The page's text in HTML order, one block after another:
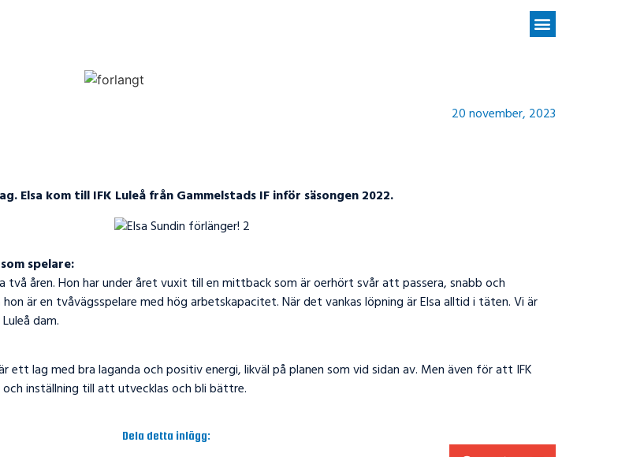
20 november, 2023
Elsa kom till IFK Luleå från Gammelstads IF inför säsongen 2022.
spelare:
två åren. Hon har under året vuxit till en mittback som är oerhört svår att passera, snabb och
är en tvåvägsspelare med hög arbetskapacitet. När det vankas löpning är Elsa alltid i täten. Vi är
dam.
lag med bra laganda och positiv energi, likväl på planen som vid sidan av. Men även för att IFK
inställning till att utvecklas och bli bättre.
Dela detta inlägg: